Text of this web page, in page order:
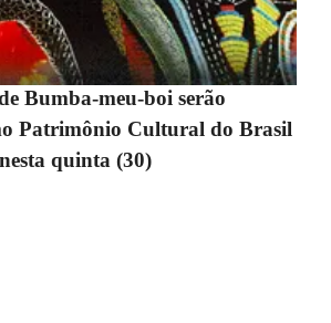
Bumba-meu-boi serão
Patrimônio Cultural do Brasil
nesta quinta (30)